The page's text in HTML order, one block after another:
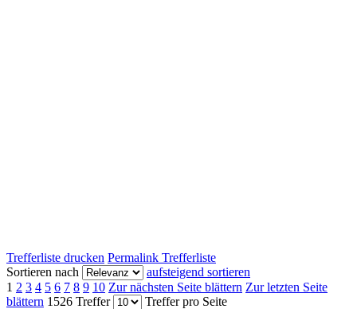
Trefferliste drucken Permalink Trefferliste
Sortieren nach
aufsteigend sortieren
1 2 3 4 5 6 7 8 9 10 Zur nächsten Seite blättern Zur letzten Seite
blättern 1526 Treffer Treffer pro Seite